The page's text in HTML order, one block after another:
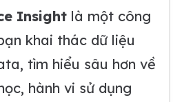
Insight là một công
khai thác dữ liệu
tìm hiểu sâu hơn về
hành vi sử dụng